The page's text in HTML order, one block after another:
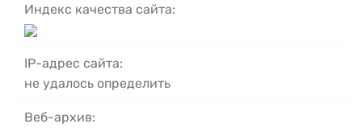
Индекс качества сайта:
IP-адрес сайта:
не удалось определить
Веб-архив: